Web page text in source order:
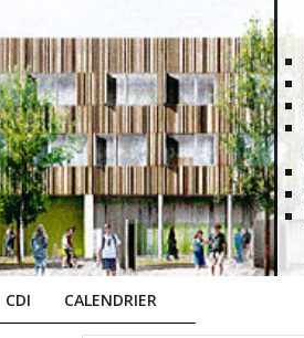
CDI CALENDRIER